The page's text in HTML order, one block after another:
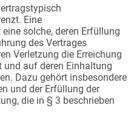
Eine
solche, deren Erfüllung
des Vertrages
Verletzung die Erreichung
und auf deren Einhaltung
Dazu gehört insbesondere
und der Erfüllung der
die in § 3 beschrieben